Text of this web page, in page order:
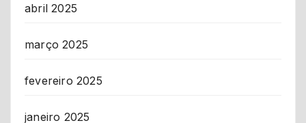
abril 2025
março 2025
fevereiro 2025
janeiro 2025